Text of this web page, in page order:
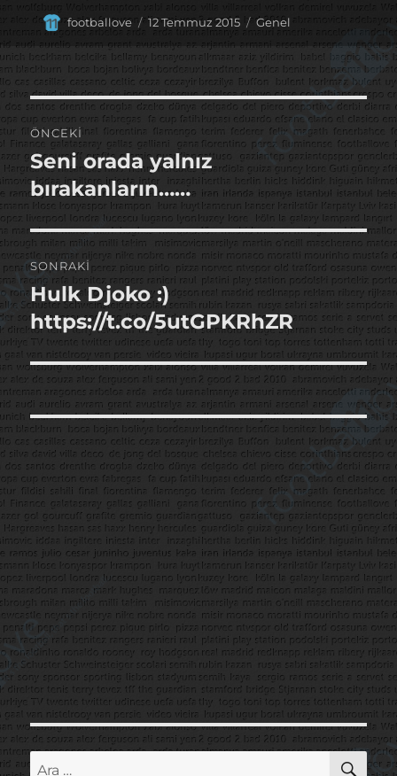
Yazar
footballove
Yayın
12 Temmuz 2015 Kategoriler
Genel
Yazı
gezinmesi
ÖNCEKI
Önceki
yazı:
Seni orada yalnız
bırakanların……
SONRAKI
Sonraki
yazı:
Hulk Djoko :)
https://t.co/5utGPKRhZR
Ara: